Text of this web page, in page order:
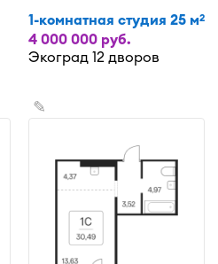
1-комнатная студия 25 м2
4 000 000 руб.
Экоград 12 дворов
✎